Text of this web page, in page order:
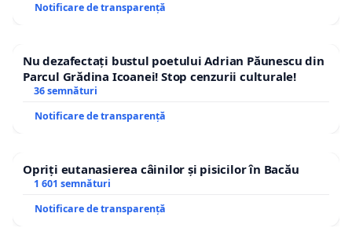
Notificare de transparență
Nu dezafectați bustul poetului Adrian Păunescu din
Parcul Grădina Icoanei! Stop cenzurii culturale!
36 semnături
Notificare de transparență
Opriți eutanasierea câinilor și pisicilor în Bacău
1 601 semnături
Notificare de transparență